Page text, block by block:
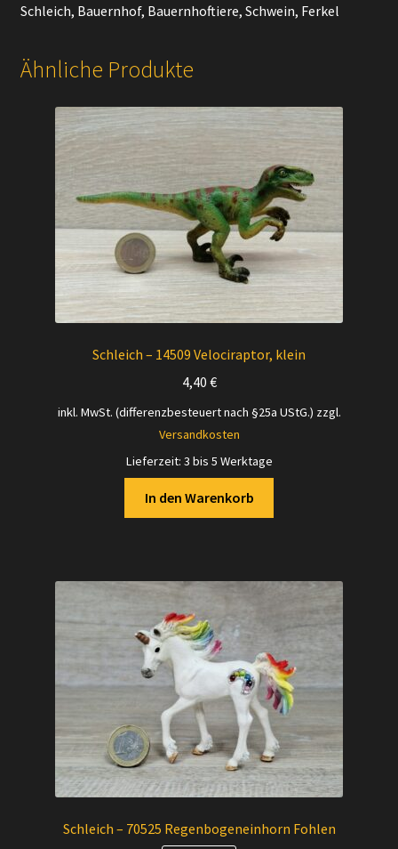
Schleich, Bauernhof, Bauernhoftiere, Schwein, Ferkel
Ähnliche Produkte
Schleich – 14509 Velociraptor, klein
4,40 €
inkl. MwSt. (differenzbesteuert nach §25a UStG.) zzgl.
Versandkosten
Lieferzeit: 3 bis 5 Werktage
In den Warenkorb
Schleich – 70525 Regenbogeneinhorn Fohlen